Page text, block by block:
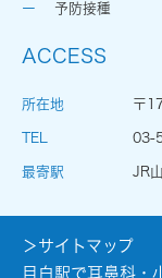
予防接種
ACCESS
所在地 〒
TEL 03-
最寄駅 JR
＞サイトマップ
目白駅で耳鼻科・